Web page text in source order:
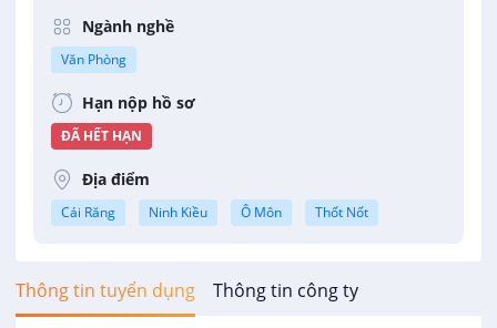
Ngành nghề
Văn Phòng
Hạn nộp hồ sơ
ĐÃ HẾT HẠN
Địa điểm
Cái Răng Ninh Kiều Ô Môn Thốt Nốt
Thông tin tuyển dụng Thông tin công ty